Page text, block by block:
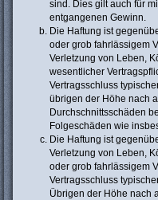
sind. Dies gilt auch für
entgangenen Gewinn.
Die Haftung ist
oder grob fahrlässigem
Verletzung von Leben,
wesentlicher
Vertragsschluss
übrigen der Höhe nach
Durchschnittsschäden
Folgeschäden wie
Die Haftung ist
Verletzung von Leben,
oder grob fahrlässigem
Vertragsschluss
Übrigen der Höhe nach